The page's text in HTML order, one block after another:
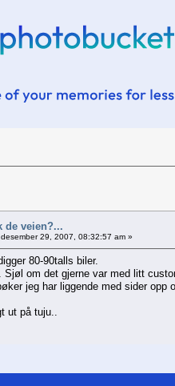
de veien?...
desember 29, 2007, 08:32:57 am »
80-90talls biler.
om det gjerne var med litt
jeg har liggende med sider opp
ut på tuju..